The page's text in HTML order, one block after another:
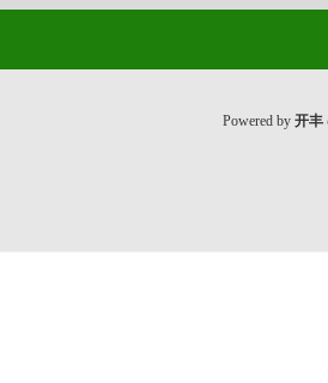
Powered by 开丰